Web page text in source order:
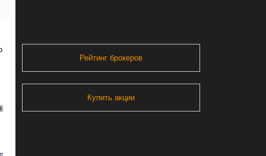
Рейтинг брокеров
Купить акции